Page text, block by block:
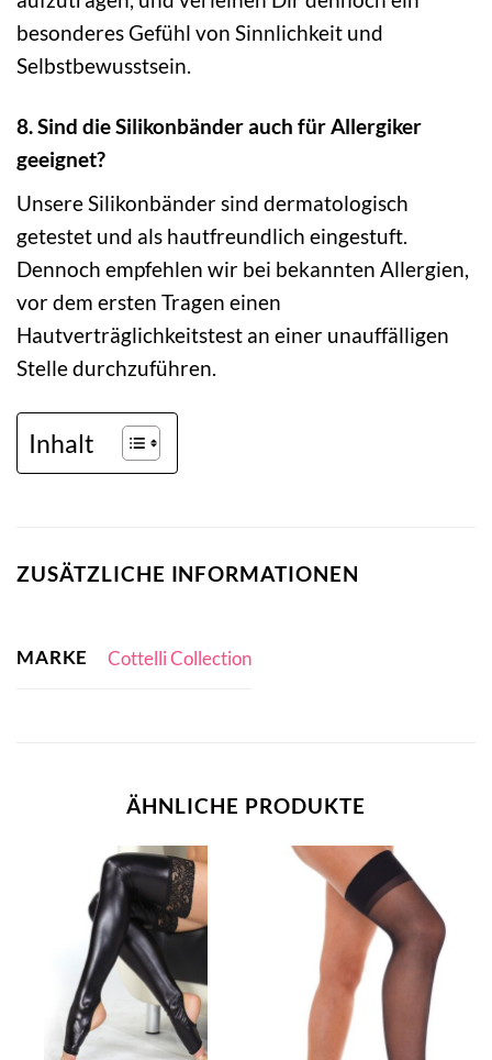
besonderes Gefühl von Sinnlichkeit und
Selbstbewusstsein.
8. Sind die Silikonbänder auch für Allergiker
geeignet?
Unsere Silikonbänder sind dermatologisch
getestet und als hautfreundlich eingestuft.
Dennoch empfehlen wir bei bekannten Allergien,
vor dem ersten Tragen einen
Hautverträglichkeitstest an einer unauffälligen
Stelle durchzuführen.
Inhalt
ZUSÄTZLICHE INFORMATIONEN
MARKE Cottelli Collection
ÄHNLICHE PRODUKTE